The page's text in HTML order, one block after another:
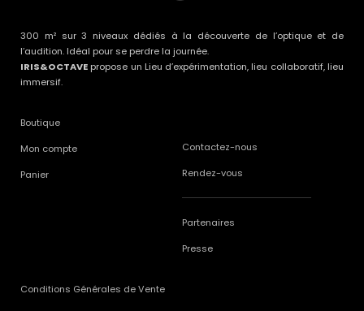
300 m² sur 3 niveaux dédiés à la découverte de l’optique et de
l’audition. Idéal pour se perdre la journée.
IRIS&OCTAVE propose un Lieu d’expérimentation, lieu collaboratif, lieu
immersif.
Boutique
Mon compte
Panier
Contactez-nous
Rendez-vous
Partenaires
Presse
Conditions Générales de Vente